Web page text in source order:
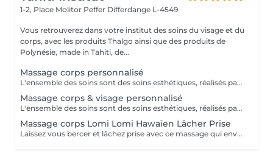
1-2, Place Molitor Peffer Differdange L-4549
Vous retrouverez dans votre institut des soins du visage et du
corps, avec les produits Thalgo ainsi que des produits de
Polynésie, made in Tahiti, de...
Massage corps personnalisé
L'ensemble des soins sont des soins esthétiques, réalisés par des esthéticiennes diplômées. Ils n'ont pas de visée médicale et les massages ne sont aucunement sexuels. Vous avez pris rendez-vous dans un institut de beauté. Merci de respecter le personnel
Massage corps & visage personnalisé
L'ensemble des soins sont des soins esthétiques, réalisés par des esthéticiennes diplômées. Ils n'ont pas de visée médicale et les massages ne sont aucunement sexuels. Vous avez pris rendez-vous dans un institut de beauté. Merci de respecter le personnel
Massage corps Lomi Lomi Hawaïen Lâcher Prise
Laissez vous bercer et lâchez prise avec ce massage qui enveloppe le dessus et le dessous du corps à la fois. Réalisé avec les mouvements de mes avant-bras tels des vagues sur le corps. Vous êtes installés sur une film transparent pré enduit d'huile. L'ensemble des soins sont des soins esthétiques, réalisés par des esthéticiennes diplômées. Ils n'ont pas de visée médicale et les massages ne sont aucunement sexuels. Vous avez pris rendez-vous dans un institut de beauté. Merci de respecter le personnel